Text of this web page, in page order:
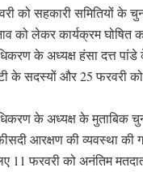
को सहकारी समितियों के
को लेकर कार्यक्रम घोषित
के अध्यक्ष हंसा दत्त
के सदस्यों और 25 फरवरी को
के अध्यक्ष के मुताबिक
आरक्षण की व्यवस्था
11 फरवरी को अनंतिम